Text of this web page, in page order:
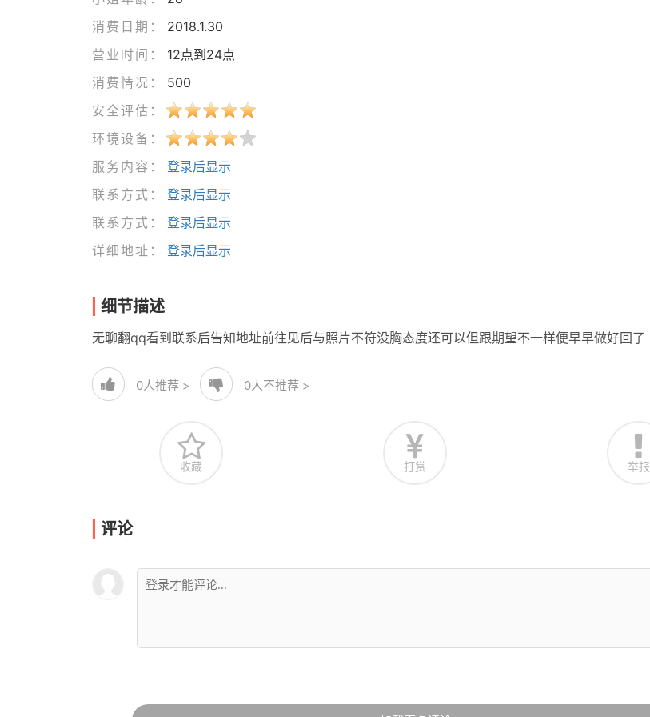
消费日期：
2018.1.30
营业时间：
12点到24点
消费情况：
500
安全评估：
环境设备：
服务内容：
登录后显示
联系方式：
登录后显示
联系方式：
登录后显示
详细地址：
登录后显示
细节描述
无聊翻qq看到联系后告知地址前往见后与照片不符没胸态度还可以但跟期望不一样便早早做好回了
0人推荐 > 0人不推荐 >
收藏 打赏 举报
评论